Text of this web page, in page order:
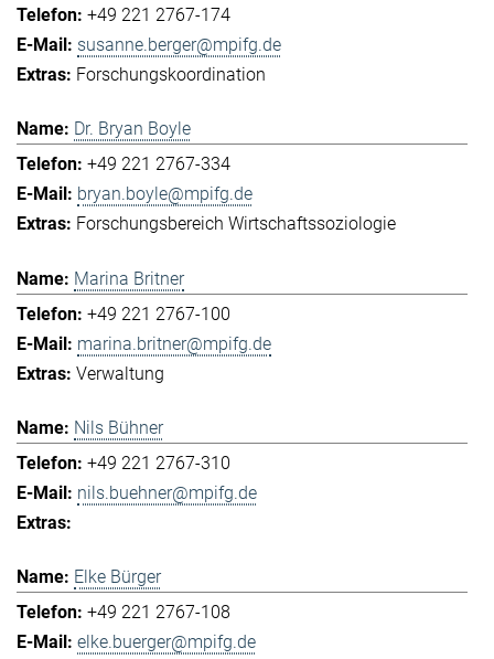
+49 221 2767-174
susanne.berger@mpifg.de
Forschungskoordination
Dr. Bryan Boyle
+49 221 2767-334
bryan.boyle@mpifg.de
Forschungsbereich Wirtschaftssoziologie
Marina Britner
+49 221 2767-100
marina.britner@mpifg.de
Verwaltung
Nils Bühner
+49 221 2767-310
nils.buehner@mpifg.de
Elke Bürger
+49 221 2767-108
elke.buerger@mpifg.de